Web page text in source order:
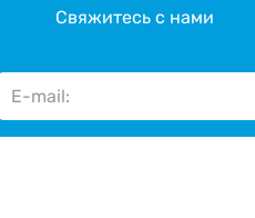
Свяжитесь с нами